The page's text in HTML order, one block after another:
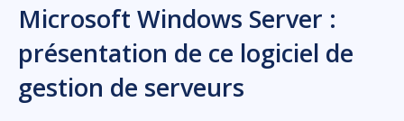
Microsoft Windows Server :
présentation de ce logiciel de
gestion de serveurs